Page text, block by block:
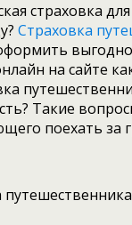
страховка
Страховка
на сайте
Такие
поехать за